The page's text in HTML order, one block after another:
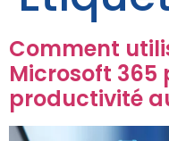
Comment
Microsoft 365
productivité